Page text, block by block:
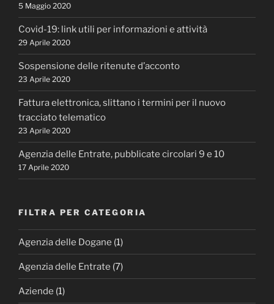
5 Maggio 2020
Covid-19: link utili per informazioni e attività
29 Aprile 2020
Sospensione delle ritenute d’acconto
23 Aprile 2020
Fattura elettronica, slittano i termini per il nuovo
tracciato telematico
23 Aprile 2020
Agenzia delle Entrate, pubblicate circolari 9 e 10
17 Aprile 2020
FILTRA PER CATEGORIA
Agenzia delle Dogane (1)
Agenzia delle Entrate (7)
Aziende (1)